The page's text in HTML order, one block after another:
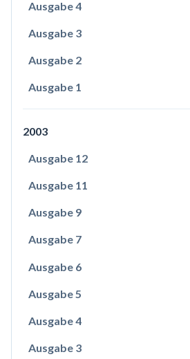
Ausgabe 4
Ausgabe 3
Ausgabe 2
Ausgabe 1
2003
Ausgabe 12
Ausgabe 11
Ausgabe 9
Ausgabe 7
Ausgabe 6
Ausgabe 5
Ausgabe 4
Ausgabe 3